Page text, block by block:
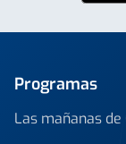
Programas
Las mañanas de